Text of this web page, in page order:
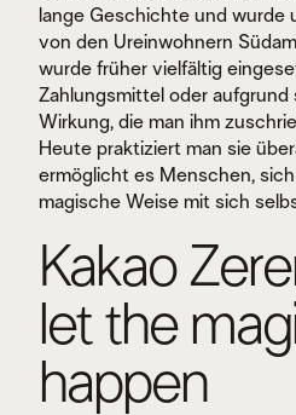
lange Geschichte und wurde
von den Ureinwohnern
wurde früher vielfältig
Zahlungsmittel oder aufgrund
Wirkung, die man ihm
Heute praktiziert man sie
ermöglicht es Menschen,
magische Weise mit sich
Kakao
let the
happen